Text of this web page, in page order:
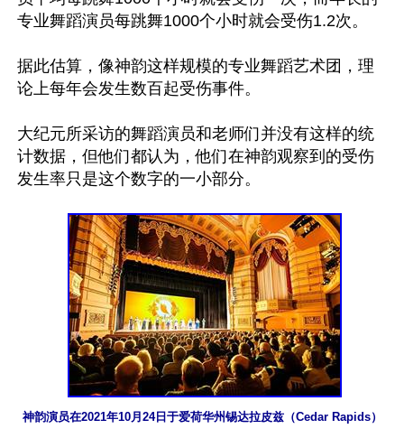
专业舞蹈演员每跳舞1000个小时就会受伤1.2次。
据此估算，像神韵这样规模的专业舞蹈艺术团，理
论上每年会发生数百起受伤事件。
大纪元所采访的舞蹈演员和老师们并没有这样的统
计数据，但他们都认为，他们在神韵观察到的受伤
发生率只是这个数字的一小部分。
神韵演员在2021年10月24日于爱荷华州锡达拉皮兹（Cedar Rapids）